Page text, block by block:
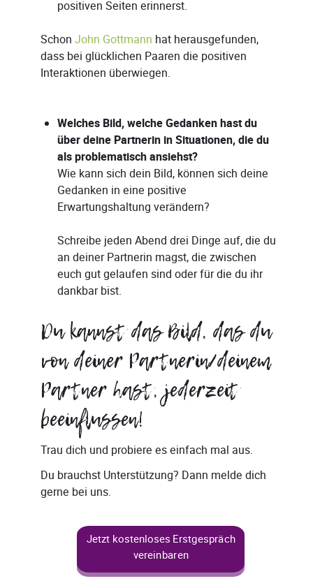
positiven Seiten erinnerst.
Schon John Gottmann hat herausgefunden,
dass bei glücklichen Paaren die positiven
Interaktionen überwiegen.
Welches Bild, welche Gedanken hast du
über deine Partnerin in Situationen, die du
als problematisch ansiehst?
Wie kann sich dein Bild, können sich deine
Gedanken in eine positive
Erwartungshaltung verändern?
Schreibe jeden Abend drei Dinge auf, die du
an deiner Partnerin magst, die zwischen
euch gut gelaufen sind oder für die du ihr
dankbar bist.
Du kannst das Bild, das du
von deiner Partnerin/deinem
Partner hast, jederzeit
beeinflussen!
Trau dich und probiere es einfach mal aus.
Du brauchst Unterstützung? Dann melde dich
gerne bei uns.
Jetzt kostenloses Erstgespräch
vereinbaren